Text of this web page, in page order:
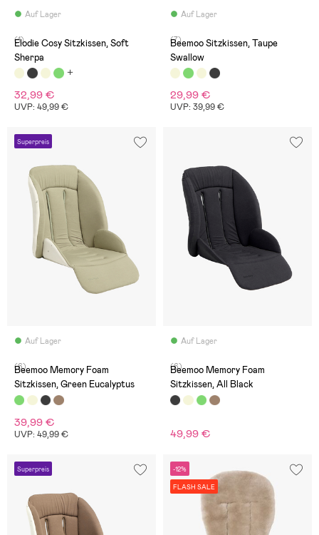
Auf Lager
(1)
Elodie Cosy Sitzkissen, Soft
Sherpa
32,99 €
UVP: 49,99 €
Auf Lager
(7)
Beemoo Sitzkissen, Taupe
Swallow
29,99 €
UVP: 39,99 €
Superpreis
Auf Lager
(6)
Beemoo Memory Foam
Sitzkissen, Green Eucalyptus
39,99 €
UVP: 49,99 €
Auf Lager
(6)
Beemoo Memory Foam
Sitzkissen, All Black
49,99 €
Superpreis -12%
FLASH SALE